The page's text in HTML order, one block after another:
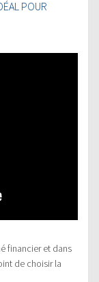
POUR
financier et dans
de choisir la